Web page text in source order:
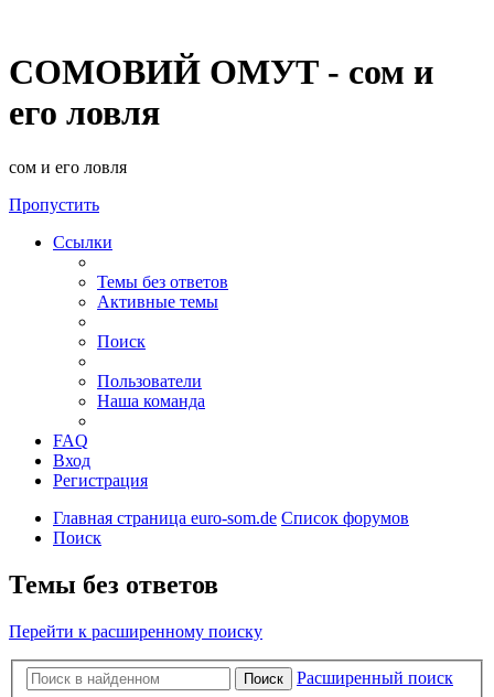
СОМОВИЙ ОМУТ - сом и
его ловля
сом и его ловля
Пропустить
Ссылки
Темы без ответов
Активные темы
Поиск
Пользователи
Наша команда
FAQ
Вход
Регистрация
Главная страница euro-som.de Список форумов
Поиск
Темы без ответов
Перейти к расширенному поиску
Поиск
Расширенный поиск